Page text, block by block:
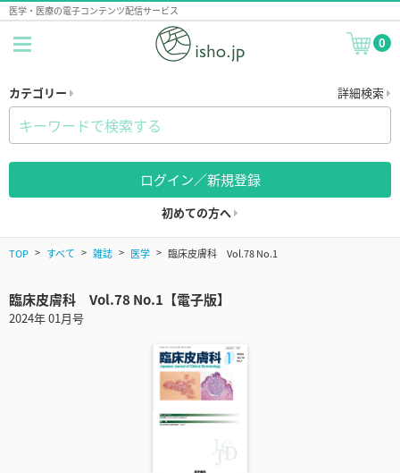
医学・医療の電子コンテンツ配信サービス
0
カテゴリー 詳細検索
ログイン／新規登録
初めての方へ
TOP すべて 雑誌 医学 臨床皮膚科 Vol.78 No.1
臨床皮膚科 Vol.78 No.1【電子版】
2024年 01月号